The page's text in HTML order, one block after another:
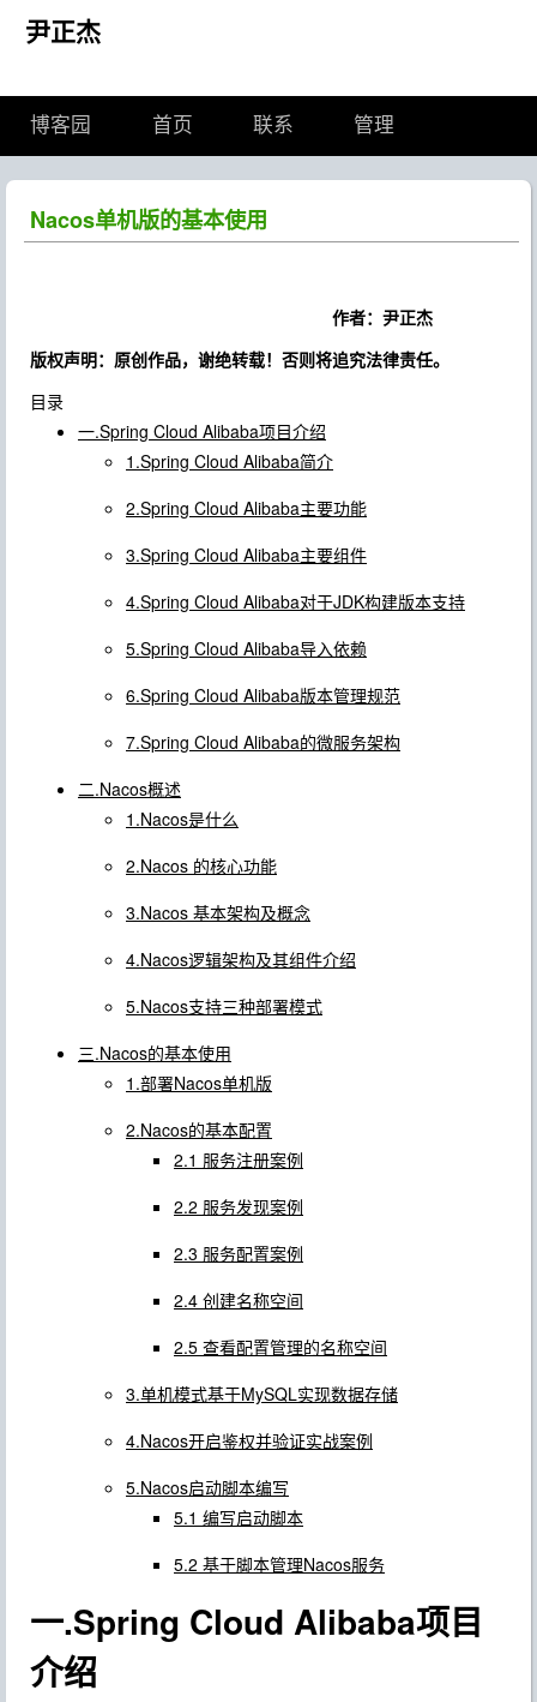
尹正杰
博客园 首页 联系 管理
Nacos单机版的基本使用
作者：尹正杰
版权声明：原创作品，谢绝转载！否则将追究法律责任。
目录
一.Spring Cloud Alibaba项目介绍
1.Spring Cloud Alibaba简介
2.Spring Cloud Alibaba主要功能
3.Spring Cloud Alibaba主要组件
4.Spring Cloud Alibaba对于JDK构建版本支持
5.Spring Cloud Alibaba导入依赖
6.Spring Cloud Alibaba版本管理规范
7.Spring Cloud Alibaba的微服务架构
二.Nacos概述
1.Nacos是什么
2.Nacos 的核心功能
3.Nacos 基本架构及概念
4.Nacos逻辑架构及其组件介绍
5.Nacos支持三种部署模式
三.Nacos的基本使用
1.部署Nacos单机版
2.Nacos的基本配置
2.1 服务注册案例
2.2 服务发现案例
2.3 服务配置案例
2.4 创建名称空间
2.5 查看配置管理的名称空间
3.单机模式基于MySQL实现数据存储
4.Nacos开启鉴权并验证实战案例
5.Nacos启动脚本编写
5.1 编写启动脚本
5.2 基于脚本管理Nacos服务
一.Spring Cloud Alibaba项目
介绍